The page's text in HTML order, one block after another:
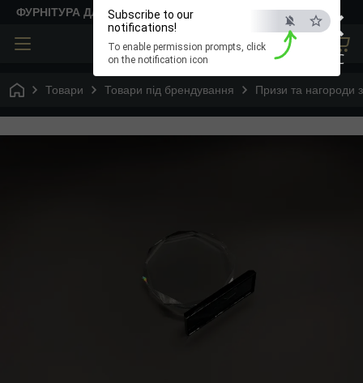
×
ESC
Subscribe to our
notifications!
To enable permission prompts, click
on the notification icon
ФУРНІТУРА ДЛЯ ТВОРЧОСТІ
Товари Товари під брендування Призи та нагороди